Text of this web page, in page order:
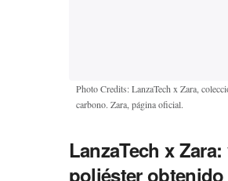
Photo Credits: LanzaTech x Zara,
carbono. Zara, página oficial.
LanzaTech x
poliéster